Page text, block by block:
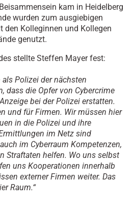
kam in Heidelberg
wurden zum ausgiebigen
den Kolleginnen und Kollegen
genutzt.
stellte Steffen Mayer fest:
Polizei der nächsten
dass die Opfer von Cybercrime
bei der Polizei erstatten.
und für Firmen. Wir müssen hier
in die Polizei und ihre
im Netz sind
im Cyberraum Kompetenzen,
Straftaten helfen. Wo uns selbst
uns Kooperationen innerhalb
externer Firmen weiter. Das
Raum.“